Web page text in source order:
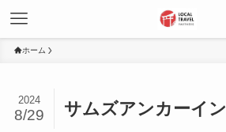
ホーム
サムズアンカーイン
2024
8/29